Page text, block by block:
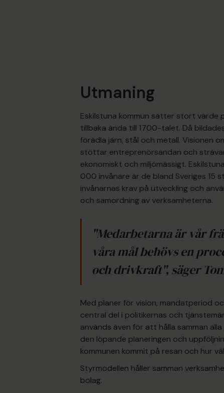
Utmaning
Eskilstuna kommun sätter stort värde
tillbaka ända till 1700-talet. Då
förädla järn, stål och metall. Visionen
stöttar entreprenörsandan och
ekonomiskt och miljömässigt.
000 invånare är de bland Sveriges 15
invånarnas krav på utveckling och
och samordning av verksamheterna.
"Medarbetarna är vår
våra mål behövs en
och drivkraft", säger
Med planer för vision, mandatperiod
central del i politikernas och
används även för att hålla samman
den löpande planeringen och
kommunen kommit på resan och hur
Styrmodellen håller samman
bolag.